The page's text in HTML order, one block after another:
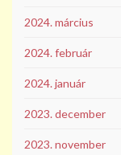
2024. március
2024. február
2024. január
2023. december
2023. november